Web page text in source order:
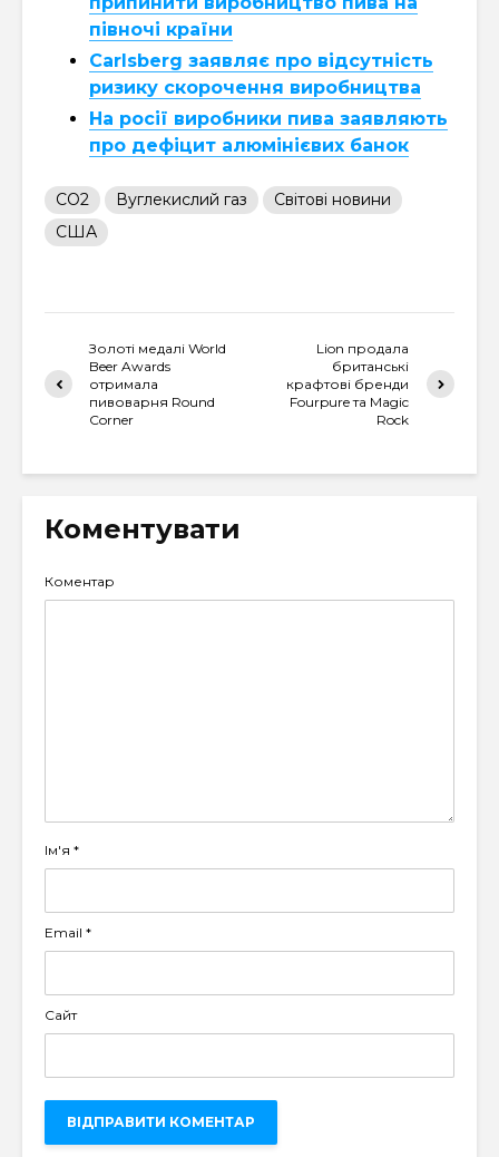
півночі країни
Carlsberg заявляє про відсутність
ризику скорочення виробництва
На росії виробники пива заявляють
про дефіцит алюмінієвих банок
CO2 Вуглекислий газ
Світові новини
США
Золоті медалі World
Beer Awards
отримала
пивоварня Round
Corner
Lion продала
британські
крафтові бренди
Fourpure та Magic
Rock
Коментувати
Коментар
Ім'я *
Email *
Сайт